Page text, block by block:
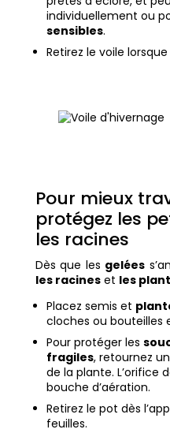
individuellement ou
sensibles.
Retirez le voile
Pour mieux
protégez les
les racines
Dès que les gelées
les racineset les
Placez semis et
cloches ou bouteilles
Pour protéger les
fragiles, retournez un
de la plante. L’orifice
bouche d’aération.
Retirez le pot dès
feuilles.